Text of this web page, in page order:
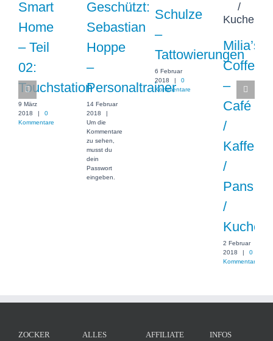
Smart
Home
– Teil
02:
Touchstation
9 März
2018
|
0
Kommentare
Geschützt:
Sebastian
Hoppe
–
Personaltrainer
14 Februar
2018
|
Um die
Kommentare
zu sehen,
musst du
dein
Passwort
eingeben.
Schulze
–
Tattowierungen
6 Februar
2018
|
0
Kommentare
Milia’s
Coffee
–
Café
/
Kaffee
/
Pans
/
Kuchen
2 Februar
2018
|
0
Kommentare
ZOCKER
ALLES
AFFILIATE
INFOS